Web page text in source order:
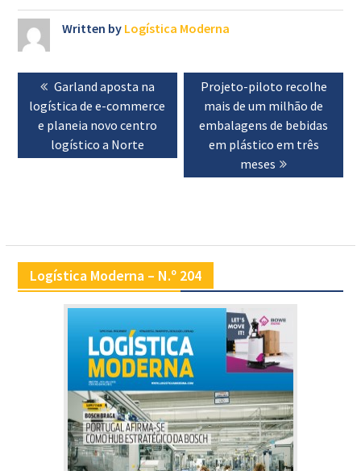
Written by Logística Moderna
Navegação
artigos
Previous
post:
Garland aposta na
logística de e-commerce
e planeia novo centro
logístico a Norte
Next
post:
Projeto-piloto recolhe
mais de um milhão de
embalagens de bebidas
em plástico em três
meses
Logística Moderna – N.º 204